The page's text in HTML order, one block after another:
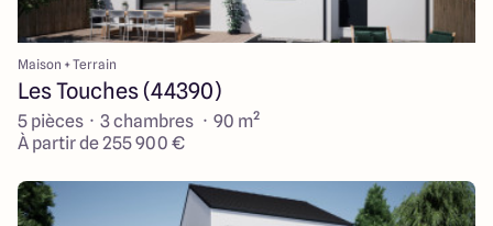
Maison + Terrain
Les Touches (44390)
5 pièces · 3 chambres · 90 m²
À partir de 255 900 €